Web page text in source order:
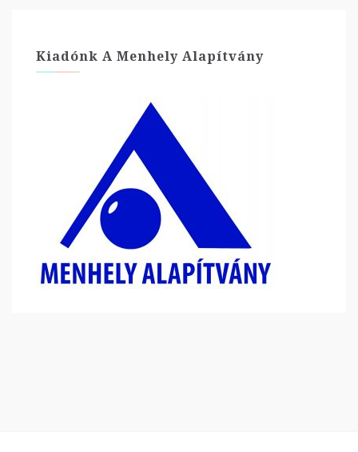
Kiadónk A Menhely Alapítvány